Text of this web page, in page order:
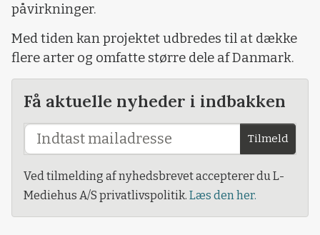
påvirkninger.
Med tiden kan projektet udbredes til at dække
flere arter og omfatte større dele af Danmark.
Få aktuelle nyheder i indbakken
Tilmeld
Ved tilmelding af nyhedsbrevet accepterer du L-
Mediehus A/S privatlivspolitik. Læs den her.